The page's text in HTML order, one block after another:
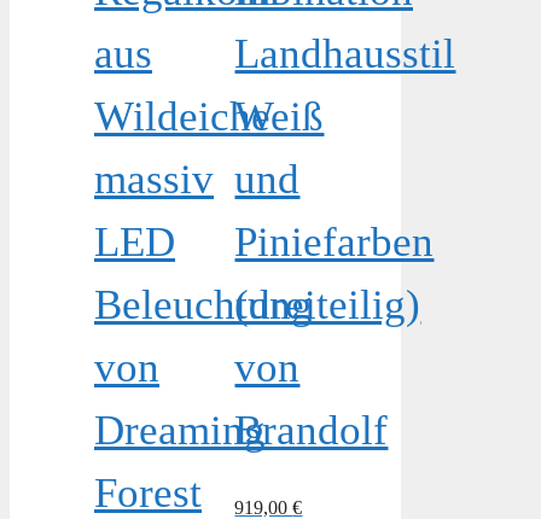
aus
Wildeiche
massiv
LED
Beleuchtung
von
Dreaming
Forest
Landhausstil
Weiß
und
Piniefarben
(dreiteilig)
von
Brandolf
919,00€